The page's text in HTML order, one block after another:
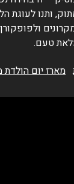
ותנו לעוגת
טעם.
מארז יום הולדת